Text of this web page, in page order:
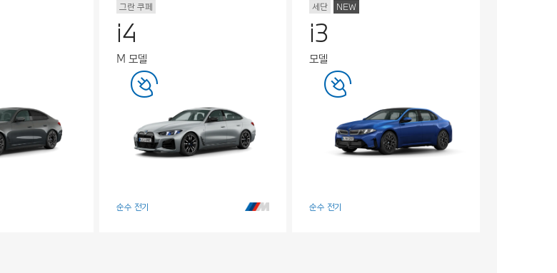
그란 쿠페
i4
M 모델
순수 전기
세단 NEW
i3
모델
순수 전기